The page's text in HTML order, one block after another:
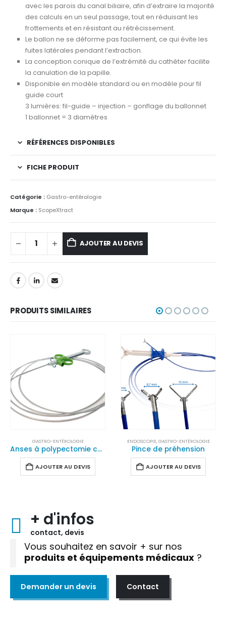
avec les parois du canal biliaire, afin d’extraire la majorité
des calculs en un seul passage, tout en réduisant les
frottements et en résistant au rétrécissement.
Le ballon ne se déforme pas facilement, ce qui évite les
fuites latérales pendant l’extraction.
La conception conique de l’extrémité du cathéter facilite
la canulation de la papille.
Disponible en modèle standard ou en modèle pour fil
guide court
3 lumières: fil-guide – injection – gonflage du ballonnet
1 ballonnet = 3 diamètres
RÉFÉRENCES DISPONIBLES
FICHE PRODUIT
Catégorie : Gastro-entérologie
Marque : ScopeXtract
AJOUTER AU DEVIS
PRODUITS SIMILAIRES
Anses à polypectomie chaudes et hybrides
ENDOSCOPIE,GASTRO-ENTÉROLOGIE
Pince de préhension
AJOUTER AU DEVIS
DÉSINFECTION,ENDOSCOPIE
AJOUTER AU
+ d'infos
contact, devis
Vous souhaitez en savoir + sur nos
produits et équipements médicaux ?
Demander un devis Contact